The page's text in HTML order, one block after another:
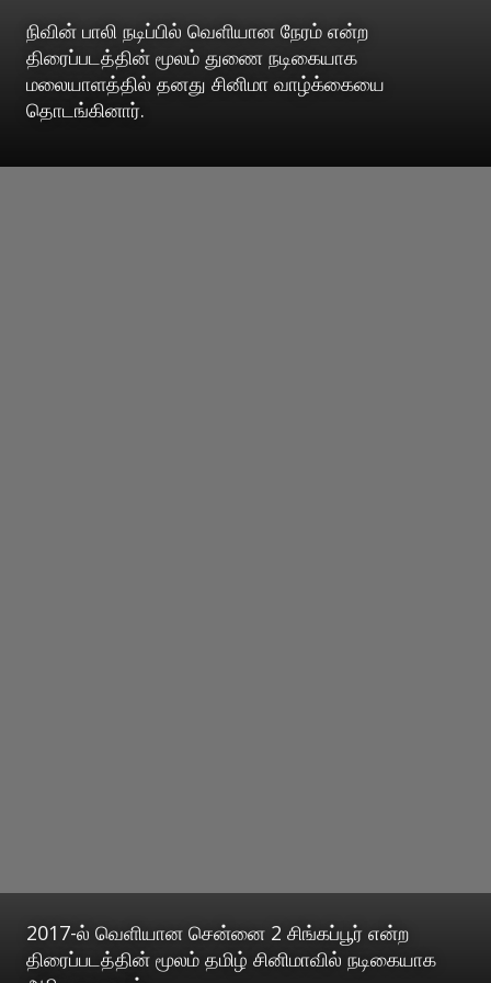
நிவின் பாலி நடிப்பில் வெளியான நேரம் என்ற
திரைப்படத்தின் மூலம் துணை நடிகையாக
மலையாளத்தில் தனது சினிமா வாழ்க்கையை
தொடங்கினார்.
2017-ல் வெளியான சென்னை 2 சிங்கப்பூர் என்ற
திரைப்படத்தின் மூலம் தமிழ் சினிமாவில் நடிகையாக